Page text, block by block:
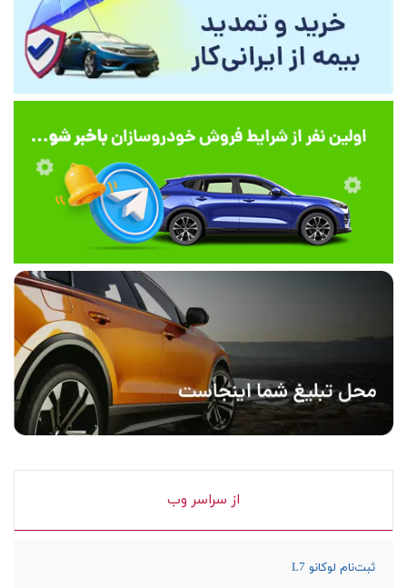
از سراسر وب
ثبت‌نام لوکانو L7